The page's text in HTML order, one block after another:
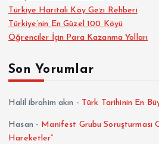
Türkiye Haritalı Köy Gezi Rehberi
Türkiye’nin En Güzel 100 Köyü
Öğrenciler İçin Para Kazanma Yolları
Son Yorumlar
Halil ibrahim akın - Türk Tarihinin En
Hasan - Manifest Grubu Soruşturması
Hareketler”